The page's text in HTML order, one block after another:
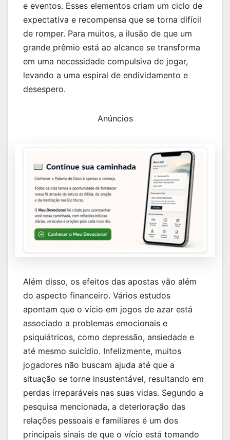
e eventos. Esses elementos criam um ciclo de
expectativa e recompensa que se torna difícil
de romper. Para muitos, a ilusão de que um
grande prêmio está ao alcance se transforma
em uma necessidade compulsiva de jogar,
levando a uma espiral de endividamento e
desespero.
Anúncios
Além disso, os efeitos das apostas vão além
do aspecto financeiro. Vários estudos
apontam que o vício em jogos de azar está
associado a problemas emocionais e
psiquiátricos, como depressão, ansiedade e
até mesmo suicídio. Infelizmente, muitos
jogadores não buscam ajuda até que a
situação se torne insustentável, resultando em
perdas irreparáveis nas suas vidas. Segundo a
pesquisa mencionada, a deterioração das
relações pessoais e familiares é um dos
principais sinais de que o vício está tomando